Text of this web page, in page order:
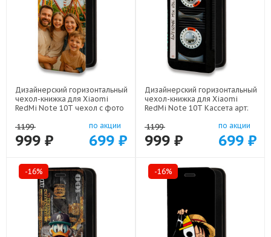
Дизайнерский горизонтальный
чехол-книжка для Xiaomi
RedMi Note 10T чехол с фото
1199
999 ₽
по акции
699 ₽
Дизайнерский горизонтальный
чехол-книжка для Xiaomi
RedMi Note 10T Кассета арт:
1199
999 ₽
по акции
699 ₽
-16% -16%